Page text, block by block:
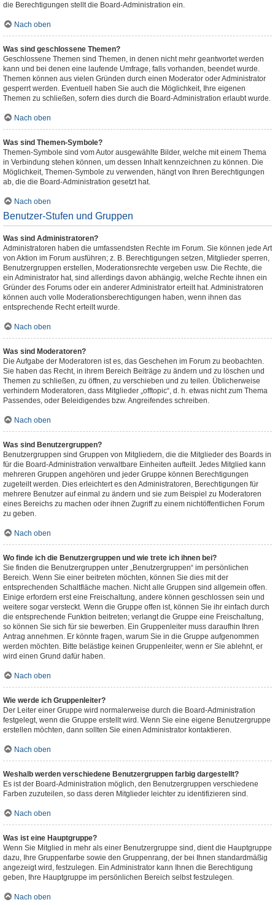
die Berechtigungen stellt die Board-Administration ein.
Nach oben
Was sind geschlossene Themen?
Geschlossene Themen sind Themen, in denen nicht mehr geantwortet werden
kann und bei denen eine laufende Umfrage, falls vorhanden, beendet wurde.
Themen können aus vielen Gründen durch einen Moderator oder Administrator
gesperrt werden. Eventuell haben Sie auch die Möglichkeit, Ihre eigenen
Themen zu schließen, sofern dies durch die Board-Administration erlaubt wurde.
Nach oben
Was sind Themen-Symbole?
Themen-Symbole sind vom Autor ausgewählte Bilder, welche mit einem Thema
in Verbindung stehen können, um dessen Inhalt kennzeichnen zu können. Die
Möglichkeit, Themen-Symbole zu verwenden, hängt von Ihren Berechtigungen
ab, die die Board-Administration gesetzt hat.
Nach oben
Benutzer-Stufen und Gruppen
Was sind Administratoren?
Administratoren haben die umfassendsten Rechte im Forum. Sie können jede Art
von Aktion im Forum ausführen; z. B. Berechtigungen setzen, Mitglieder sperren,
Benutzergruppen erstellen, Moderationsrechte vergeben usw. Die Rechte, die
ein Administrator hat, sind allerdings davon abhängig, welche Rechte ihnen ein
Gründer des Forums oder ein anderer Administrator erteilt hat. Administratoren
können auch volle Moderationsberechtigungen haben, wenn ihnen das
entsprechende Recht erteilt wurde.
Nach oben
Was sind Moderatoren?
Die Aufgabe der Moderatoren ist es, das Geschehen im Forum zu beobachten.
Sie haben das Recht, in ihrem Bereich Beiträge zu ändern und zu löschen und
Themen zu schließen, zu öffnen, zu verschieben und zu teilen. Üblicherweise
verhindern Moderatoren, dass Mitglieder „offtopic“, d. h. etwas nicht zum Thema
Passendes, oder Beleidigendes bzw. Angreifendes schreiben.
Nach oben
Was sind Benutzergruppen?
Benutzergruppen sind Gruppen von Mitgliedern, die die Mitglieder des Boards in
für die Board-Administration verwaltbare Einheiten aufteilt. Jedes Mitglied kann
mehreren Gruppen angehören und jeder Gruppe können Berechtigungen
zugeteilt werden. Dies erleichtert es den Administratoren, Berechtigungen für
mehrere Benutzer auf einmal zu ändern und sie zum Beispiel zu Moderatoren
eines Bereichs zu machen oder ihnen Zugriff zu einem nichtöffentlichen Forum
zu geben.
Nach oben
Wo finde ich die Benutzergruppen und wie trete ich ihnen bei?
Sie finden die Benutzergruppen unter „Benutzergruppen“ im persönlichen
Bereich. Wenn Sie einer beitreten möchten, können Sie dies mit der
entsprechenden Schaltfläche machen. Nicht alle Gruppen sind allgemein offen.
Einige erfordern erst eine Freischaltung, andere können geschlossen sein und
weitere sogar versteckt. Wenn die Gruppe offen ist, können Sie ihr einfach durch
die entsprechende Funktion beitreten; verlangt die Gruppe eine Freischaltung,
so können Sie sich für sie bewerben. Ein Gruppenleiter muss daraufhin Ihren
Antrag annehmen. Er könnte fragen, warum Sie in die Gruppe aufgenommen
werden möchten. Bitte belästige keinen Gruppenleiter, wenn er Sie ablehnt, er
wird einen Grund dafür haben.
Nach oben
Wie werde ich Gruppenleiter?
Der Leiter einer Gruppe wird normalerweise durch die Board-Administration
festgelegt, wenn die Gruppe erstellt wird. Wenn Sie eine eigene Benutzergruppe
erstellen möchten, dann sollten Sie einen Administrator kontaktieren.
Nach oben
Weshalb werden verschiedene Benutzergruppen farbig dargestellt?
Es ist der Board-Administration möglich, den Benutzergruppen verschiedene
Farben zuzuteilen, so dass deren Mitglieder leichter zu identifizieren sind.
Nach oben
Was ist eine Hauptgruppe?
Wenn Sie Mitglied in mehr als einer Benutzergruppe sind, dient die Hauptgruppe
dazu, Ihre Gruppenfarbe sowie den Gruppenrang, der bei Ihnen standardmäßig
angezeigt wird, festzulegen. Ein Administrator kann Ihnen die Berechtigung
geben, Ihre Hauptgruppe im persönlichen Bereich selbst festzulegen.
Nach oben